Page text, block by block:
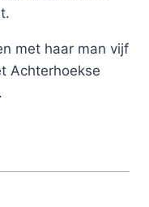
met haar man vijf
Achterhoekse